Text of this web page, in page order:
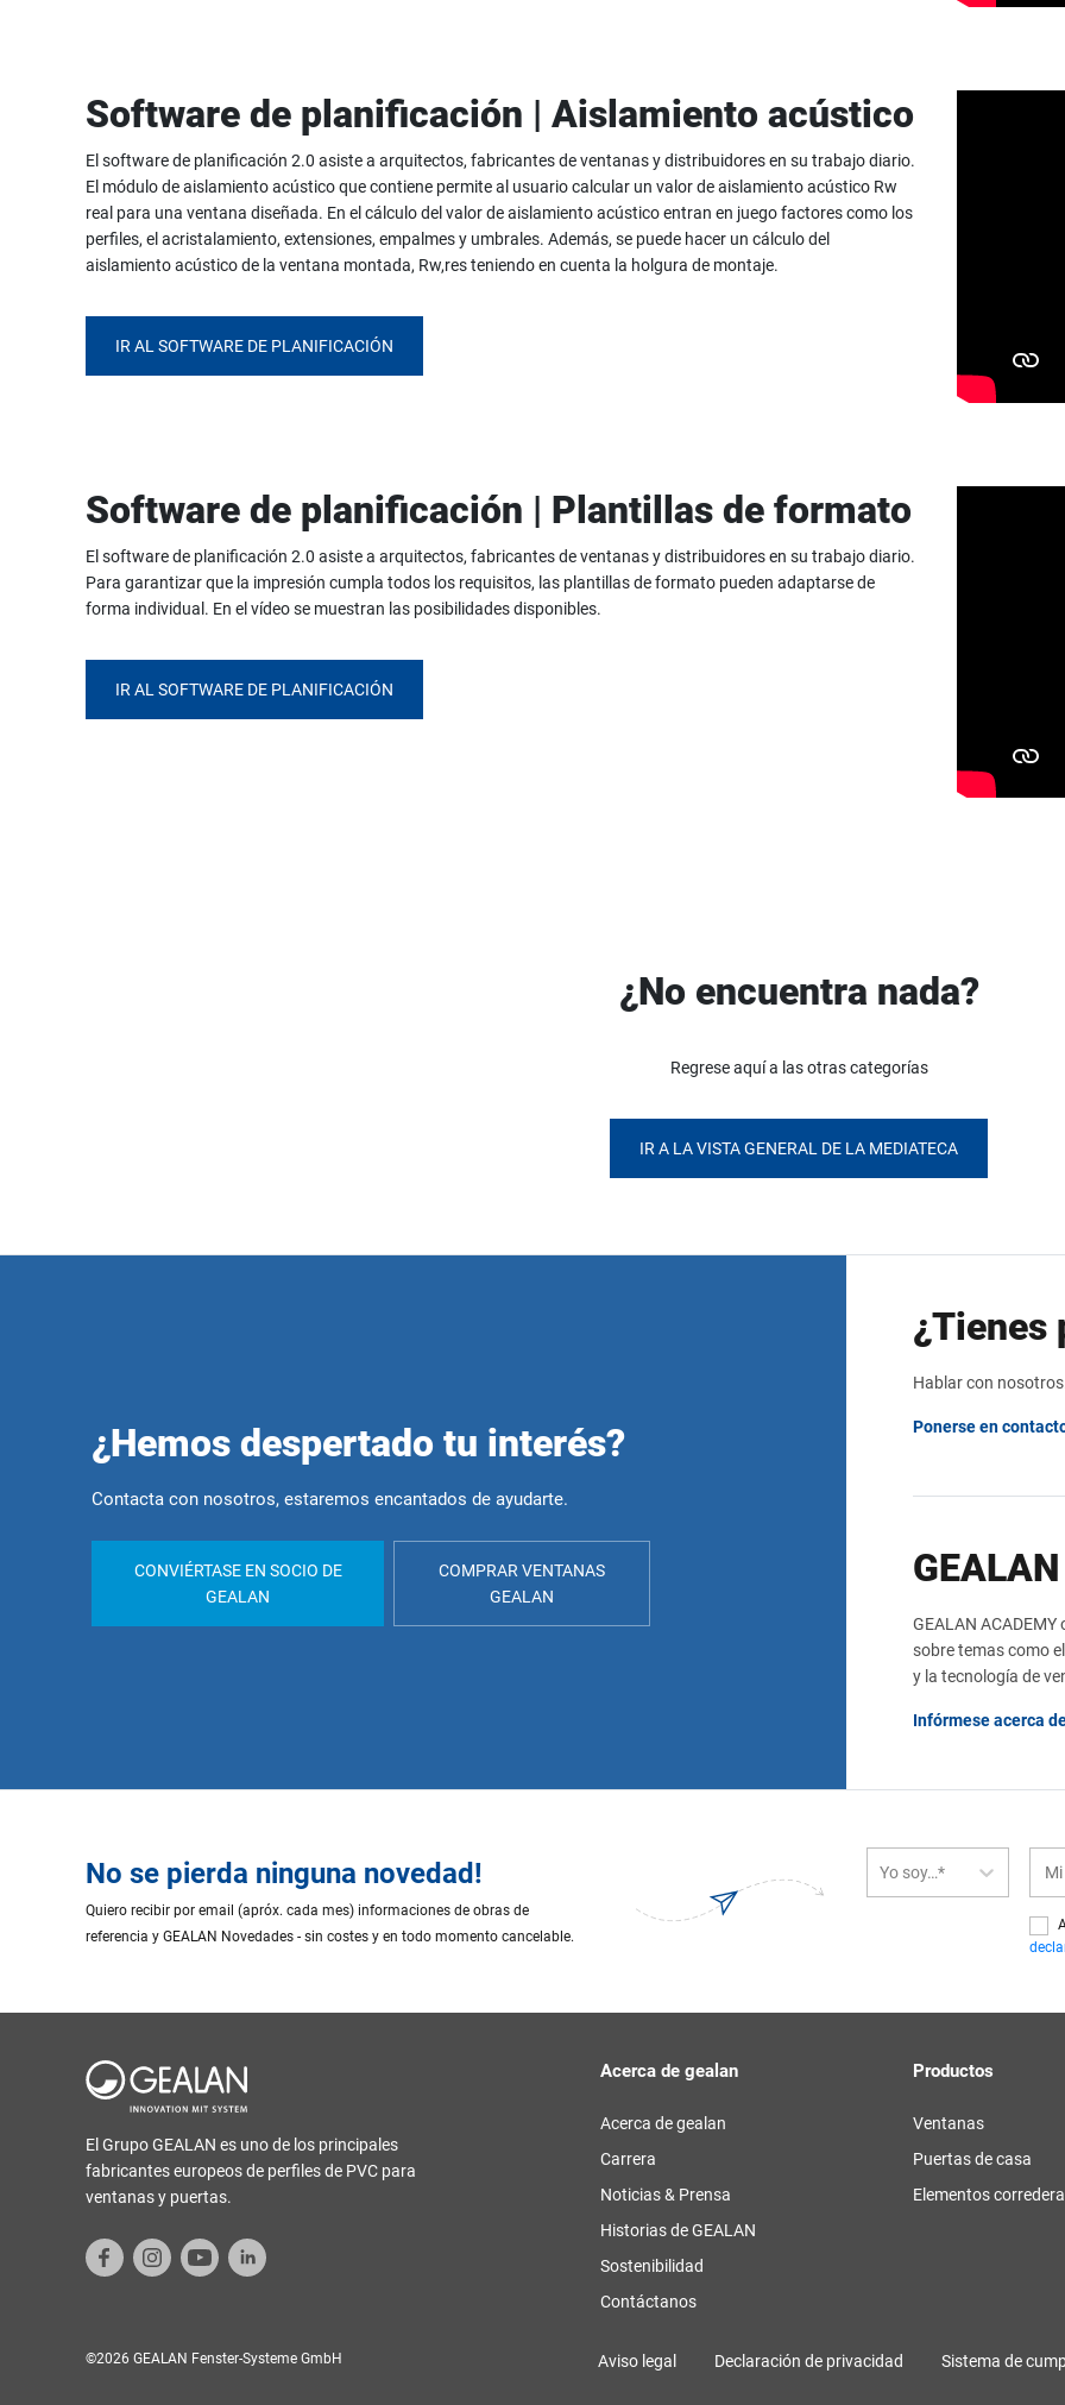
Software de planificación | Aislamiento acústico
El software de planificación 2.0 asiste a arquitectos, fabricantes de ventanas y distribuidores en su trabajo diario.
El módulo de aislamiento acústico que contiene permite al usuario calcular un valor de aislamiento acústico Rw
real para una ventana diseñada. En el cálculo del valor de aislamiento acústico entran en juego factores como los
perfiles, el acristalamiento, extensiones, empalmes y umbrales. Además, se puede hacer un cálculo del
aislamiento acústico de la ventana montada, Rw,res teniendo en cuenta la holgura de montaje.
IR AL SOFTWARE DE PLANIFICACIÓN
Software de planificación | Plantillas de formato
El software de planificación 2.0 asiste a arquitectos, fabricantes de ventanas y distribuidores en su trabajo diario.
Para garantizar que la impresión cumpla todos los requisitos, las plantillas de formato pueden adaptarse de
forma individual. En el vídeo se muestran las posibilidades disponibles.
IR AL SOFTWARE DE PLANIFICACIÓN
¿No encuentra nada?
Regrese aquí a las otras categorías
IR A LA VISTA GENERAL DE LA MEDIATECA
¿Hemos despertado tu interés?
Contacta con nosotros, estaremos encantados de ayudarte.
CONVIÉRTASE EN SOCIO DE
GEALAN
COMPRAR VENTANAS
GEALAN
¿Tienes
Hablar con
Ponerse en
GEALAN
sobre temas como
y la tecnología de
Infórmese acerca
No se pierda ninguna novedad!
Quiero recibir por email (apróx. cada mes) informaciones de obras de
referencia y GEALAN Novedades - sin costes y en todo momento cancelable.
Yo soy…*
El Grupo GEALAN es uno de los principales
fabricantes europeos de perfiles de PVC para
ventanas y puertas.
Acerca de gealan
Acerca de gealan
Carrera
Noticias & Prensa
Historias de GEALAN
Sostenibilidad
Contáctanos
Productos
Ventanas
Puertas de casa
Elementos corredera
©2026 GEALAN Fenster-Systeme GmbH Aviso legal Declaración de privacidad Sistema de